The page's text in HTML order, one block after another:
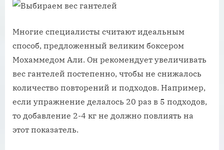
Многие специалисты считают идеальным
способ, предложенный великим боксером
Мохаммедом Али. Он рекомендует увеличивать
вес гантелей постепенно, чтобы не снижалось
количество повторений и подходов. Например,
если упражнение делалось 20 раз в 5 подходов,
то добавление 2-4 кг не должно повлиять на
этот показатель.